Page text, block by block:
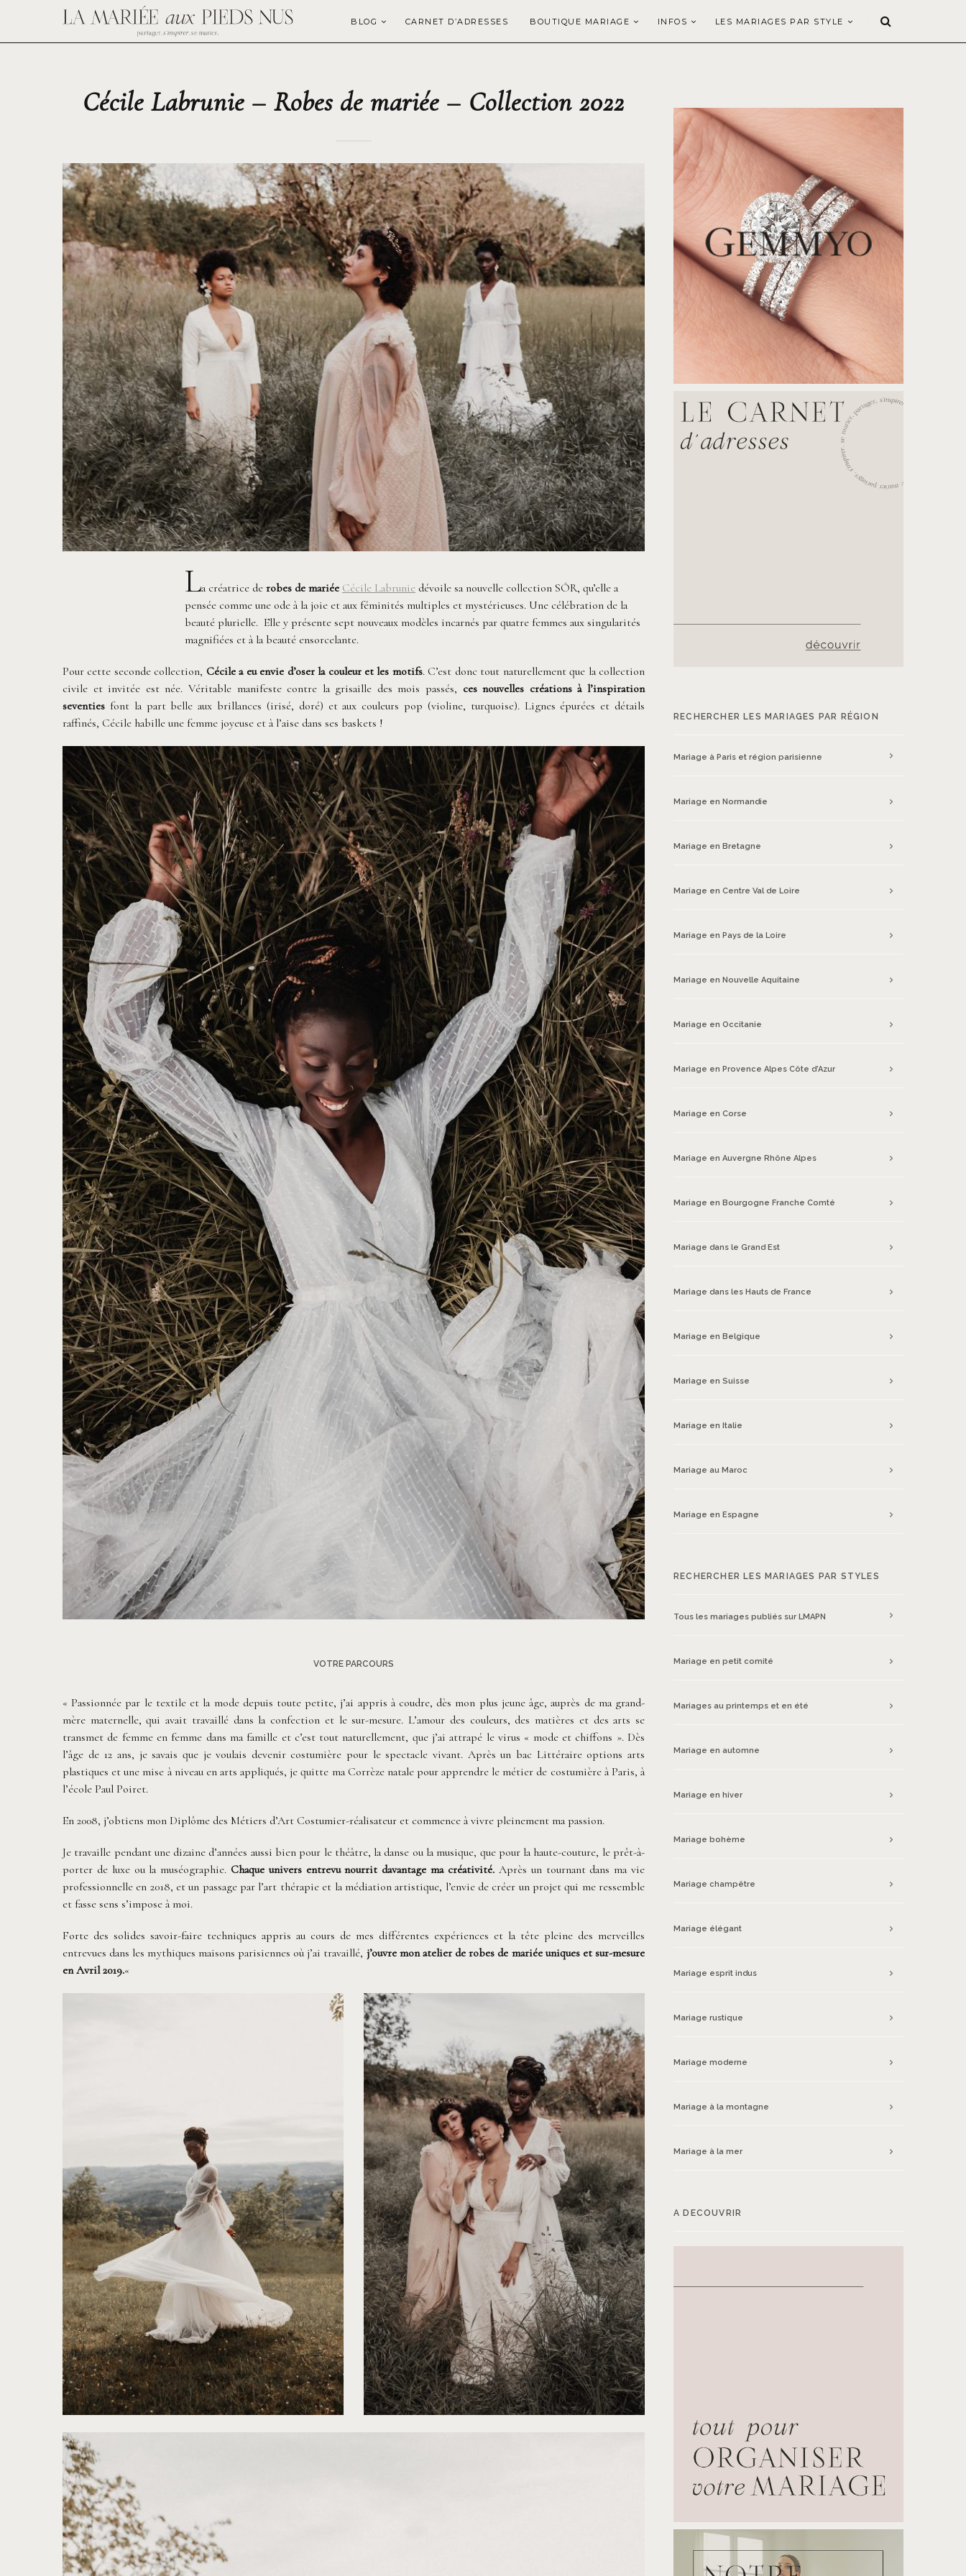
BLOG CARNET D’ADRESSES BOUTIQUE MARIAGE INFOS LES MARIAGES PAR STYLE
Cécile Labrunie – Robes de mariée – Collection 2022
La créatrice de robes de mariée Cécile Labrunie dévoile sa nouvelle collection SÓR, qu’elle a
pensée comme une ode à la joie et aux féminités multiples et mystérieuses. Une célébration de la
beauté plurielle. Elle y présente sept nouveaux modèles incarnés par quatre femmes aux singularités
magnifiées et à la beauté ensorcelante.
Pour cette seconde collection, Cécile a eu envie d’oser la couleur et les motifs. C’est donc tout naturellement que la collection
civile et invitée est née. Véritable manifeste contre la grisaille des mois passés, ces nouvelles créations à l’inspiration
seventies font la part belle aux brillances (irisé, doré) et aux couleurs pop (violine, turquoise). Lignes épurées et détails
raffinés, Cécile habille une femme joyeuse et à l’aise dans ses baskets !
VOTRE PARCOURS
« Passionnée par le textile et la mode depuis toute petite, j’ai appris à coudre, dès mon plus jeune âge, auprès de ma grand-
mère maternelle, qui avait travaillé dans la confection et le sur-mesure. L’amour des couleurs, des matières et des arts se
transmet de femme en femme dans ma famille et c’est tout naturellement, que j’ai attrapé le virus « mode et chiffons ». Dès
l’âge de 12 ans, je savais que je voulais devenir costumière pour le spectacle vivant. Après un bac Littéraire options arts
plastiques et une mise à niveau en arts appliqués, je quitte ma Corrèze natale pour apprendre le métier de costumière à Paris, à
l’école Paul Poiret.
En 2008, j’obtiens mon Diplôme des Métiers d’Art Costumier-réalisateur et commence à vivre pleinement ma passion.
Je travaille pendant une dizaine d’années aussi bien pour le théâtre, la danse ou la musique, que pour la haute-couture, le prêt-à-
porter de luxe ou la muséographie. Chaque univers entrevu nourrit davantage ma créativité. Après un tournant dans ma vie
professionnelle en 2018, et un passage par l’art thérapie et la médiation artistique, l’envie de créer un projet qui me ressemble
et fasse sens s’impose à moi.
Forte des solides savoir-faire techniques appris au cours de mes différentes expériences et la tête pleine des merveilles
entrevues dans les mythiques maisons parisiennes où j’ai travaillé, j’ouvre mon atelier de robes de mariée uniques et sur-mesure
en Avril 2019.«
RECHERCHER LES MARIAGES PAR RÉGION
Mariage à Paris et région parisienne
Mariage en Normandie
Mariage en Bretagne
Mariage en Centre Val de Loire
Mariage en Pays de la Loire
Mariage en Nouvelle Aquitaine
Mariage en Occitanie
Mariage en Provence Alpes Côte d’Azur
Mariage en Corse
Mariage en Auvergne Rhône Alpes
Mariage en Bourgogne Franche Comté
Mariage dans le Grand Est
Mariage dans les Hauts de France
Mariage en Belgique
Mariage en Suisse
Mariage en Italie
Mariage au Maroc
Mariage en Espagne
RECHERCHER LES MARIAGES PAR STYLES
Tous les mariages publiés sur LMAPN
Mariage en petit comité
Mariages au printemps et en été
Mariage en automne
Mariage en hiver
Mariage bohème
Mariage champêtre
Mariage élégant
Mariage esprit indus
Mariage rustique
Mariage moderne
Mariage à la montagne
Mariage à la mer
A DECOUVRIR